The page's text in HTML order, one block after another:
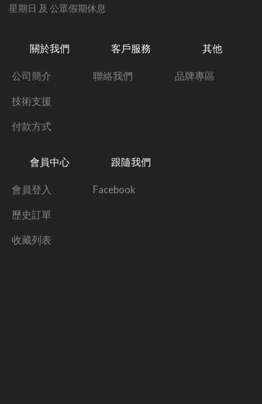
星期日 及 公眾假期休息
關於我們
公司簡介
技術支援
付款方式
客戶服務
聯絡我們
其他
品牌專區
會員中心
會員登入
歷史訂單
收藏列表
跟隨我們
Facebook